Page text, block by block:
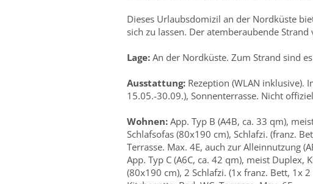
Dieses Urlaubsdomizil an der Nordküste
sich zu lassen. Der atemberaubende
Lage: An der Nordküste. Zum Strand sind
Ausstattung: Rezeption (WLAN inklusive).
15.05.-30.09.), Sonnenterrasse. Nicht
Wohnen: App. Typ B (A4B, ca. 33 qm),
Schlafsofas (80x190 cm), Schlafzi. (franz.
Terrasse. Max. 4E, auch zur Alleinnutzung
App. Typ C (A6C, ca. 42 qm), meist Duplex,
(80x190 cm), 2 Schlafzi. (1x franz. Bett, 1x 2